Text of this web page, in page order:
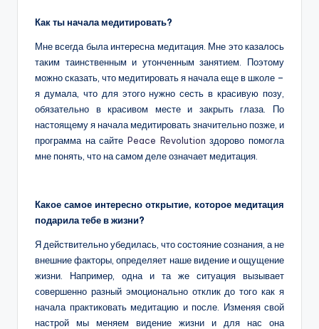
Как ты начала медитировать?
Мне всегда была интересна медитация. Мне это казалось
таким таинственным и утонченным занятием. Поэтому
можно сказать, что медитировать я начала еще в школе –
я думала, что для этого нужно сесть в красивую позу,
обязательно в красивом месте и закрыть глаза. По
настоящему я начала медитировать значительно позже, и
программа на сайте Peace Revolution здорово помогла
мне понять, что на самом деле означает медитация.
Какое самое интересно открытие, которое медитация
подарила тебе в жизни?
Я действительно убедилась, что состояние сознания, а не
внешние факторы, определяет наше видение и ощущение
жизни. Например, одна и та же ситуация вызывает
совершенно разный эмоционально отклик до того как я
начала практиковать медитацию и после. Изменяя свой
настрой мы меняем видение жизни и для нас она